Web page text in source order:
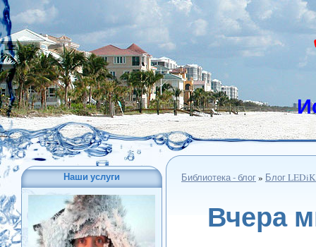
Наши услуги Библиотека - блог» Блог
Вчера